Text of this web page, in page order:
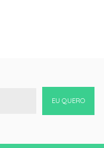
EU QUERO